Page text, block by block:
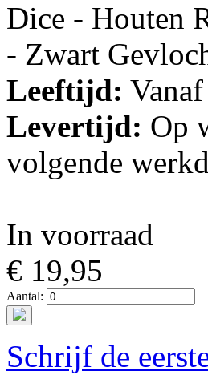
Dice - Houten
- Zwart
Leeftijd:
Levertijd: Op
volgende
In voorraad
€ 19,95
Aantal:
Schrijf de